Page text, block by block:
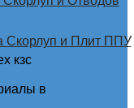
Скорлуп и Плит ППУ